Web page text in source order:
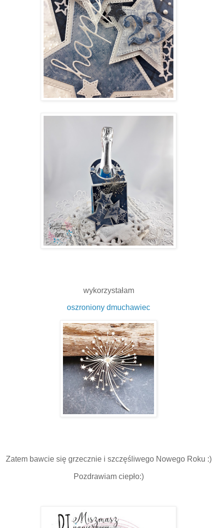
wykorzystałam
oszroniony dmuchawiec
Zatem bawcie się grzecznie i szczęśliwego Nowego Roku :)
Pozdrawiam ciepło:)